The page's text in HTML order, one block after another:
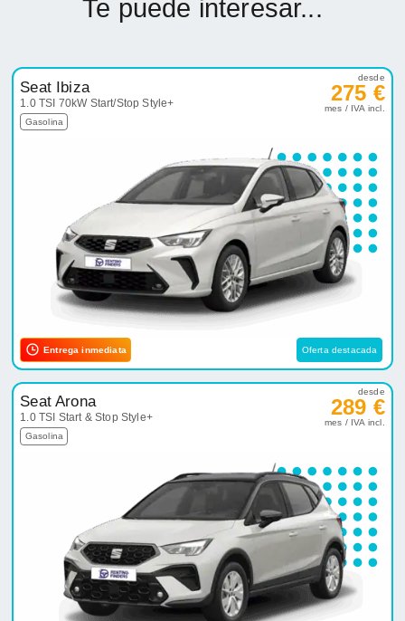
Te puede interesar...
Seat Ibiza
1.0 TSI 70kW Start/Stop Style+
Gasolina
desde
275 €
mes / IVA incl.
Entrega inmediata Oferta destacada
Seat Arona
1.0 TSI Start & Stop Style+
Gasolina
desde
289 €
mes / IVA incl.